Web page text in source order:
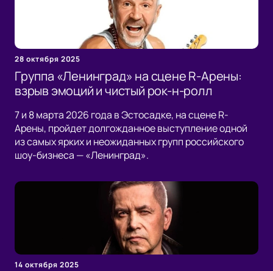
28 октября 2025
Группа «Ленинград» на сцене R-Арены:
взрыв эмоций и чистый рок-н-ролл
7 и 8 марта 2026 года в Эстосадке, на сцене R-
Арены, пройдет долгожданное выступление одной
из самых ярких и неожиданных групп российского
шоу-бизнеса — «Ленинград».
14 октября 2025